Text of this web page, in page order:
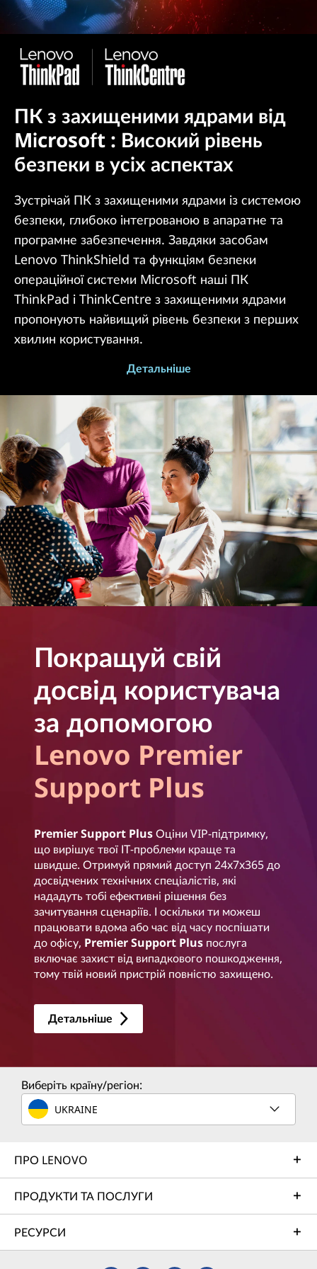
ПК з захищеними ядрами від
Microsoft : Високий рівень
безпеки в усіх аспектах
Зустрічай ПК з захищеними ядрами із системою
безпеки, глибоко інтегрованою в апаратне та
програмне забезпечення. Завдяки засобам
Lenovo ThinkShield та функціям безпеки
операційної системи Microsoft наші ПК
ThinkPad і ThinkCentre з захищеними ядрами
пропонують найвищий рівень безпеки з перших
хвилин користування.
Детальніше
Покращуй свій
досвід користувача
за допомогою
Lenovo Premier
Support Plus
Premier Support PlusОціни VIP-підтримку,
що вирішує твої ІТ-проблеми краще та
швидше. Отримуй прямий доступ 24x7x365 до
досвідчених технічних спеціалістів, які
нададуть тобі ефективні рішення без
зачитування сценаріїв. І оскільки ти можеш
працювати вдома або час від часу поспішати
до офісу, Premier Support Plus послуга
включає захист від випадкового пошкодження,
тому твій новий пристрій повністю захищено.
Детальніше
Виберіть країну/регіон:
UKRAINE
ПРО LENOVO
ПРОДУКТИ ТА ПОСЛУГИ
РЕСУРСИ